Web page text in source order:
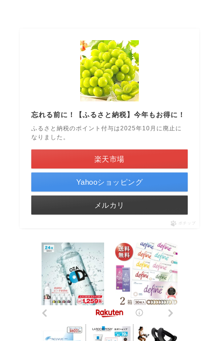
忘れる前に！【ふるさと納税】今年もお得に！
ふるさと納税のポイント付与は2025年10月に廃止に
なりました。
楽天市場
Yahooショッピング
メルカリ
ポチップ